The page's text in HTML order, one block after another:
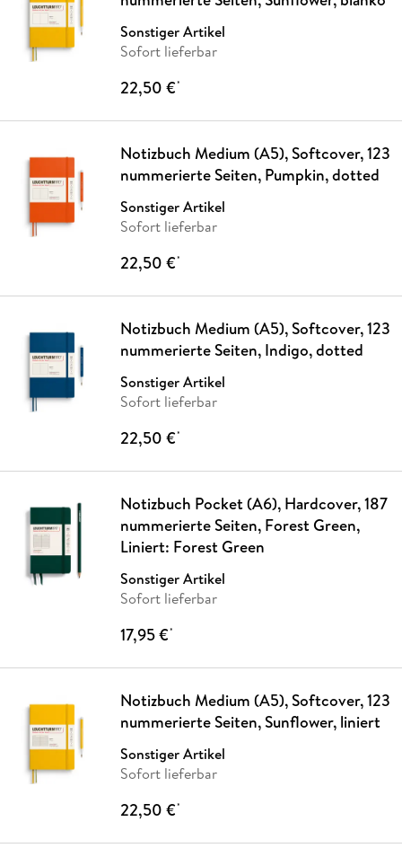
Sonstiger Artikel
Sofort lieferbar
22,50 €*
Notizbuch Medium (A5), Softcover, 123
nummerierte Seiten, Pumpkin, dotted
Sonstiger Artikel
Sofort lieferbar
22,50 €*
Notizbuch Medium (A5), Softcover, 123
nummerierte Seiten, Indigo, dotted
Sonstiger Artikel
Sofort lieferbar
22,50 €*
Notizbuch Pocket (A6), Hardcover, 187
nummerierte Seiten, Forest Green,
Liniert: Forest Green
Sonstiger Artikel
Sofort lieferbar
17,95 €*
Notizbuch Medium (A5), Softcover, 123
nummerierte Seiten, Sunflower, liniert
Sonstiger Artikel
Sofort lieferbar
22,50 €*